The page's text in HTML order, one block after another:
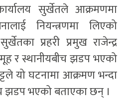
सुर्खेतले आक्रमणमा
नियन्त्रणमा लिएको
प्रहरी प्रमुख राजेन्द्र
र स्थानीयबीच झडप भएको
यो घटनामा आक्रमण भन्दा
झडप भएको बताएका छन् ।